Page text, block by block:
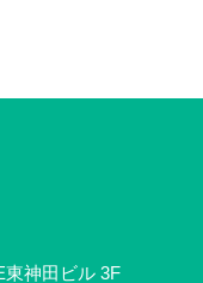
神田ビル 3F